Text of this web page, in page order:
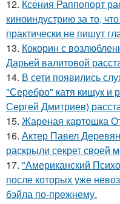
12. Ксения Раппопорт
киноиндустрию за то,
практически не пишут
13. Кокорин с
Дарьей валитовой
14. В сети появились
"Серебро" катя кищук и
Сергей Дмитриев)
15. Жареная картошка
16. Актер Павел
раскрыли секрет своей
17. "Американский
после которых уже
бэйла по-прежнему.